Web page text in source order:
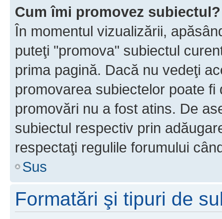
Cum îmi promovez subiectul?
În momentul vizualizării,
puteţi "promova" subiectul
prima pagină. Dacă nu vedeţi
promovarea subiectelor poate
promovări nu a fost atins. De
subiectul respectiv prin
respectaţi regulile forumului
Sus
Formatări şi tipuri de